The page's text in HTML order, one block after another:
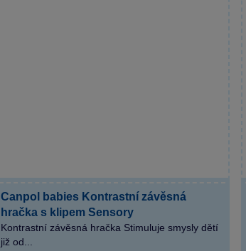
Canpol babies Kontrastní závěsná
hračka s klipem Sensory
Kontrastní závěsná hračka Stimuluje smysly dětí
již od...